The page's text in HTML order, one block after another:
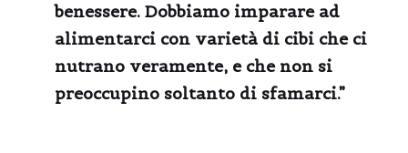
benessere. Dobbiamo imparare ad
alimentarci con varietà di cibi che ci
nutrano veramente, e che non si
preoccupino soltanto di sfamarci.”